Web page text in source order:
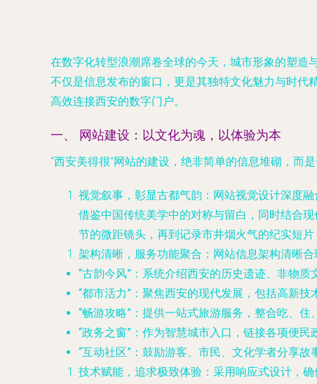
在数字化转型浪潮席卷全球的今天，城市形象的塑造
不仅是信息发布的窗口，更是其独特文化魅力与时代
高效连接西安的数字门户。
一、 网站建设：以文化为魂，以体验为本
“西安美得很”网站的建设，绝非简单的信息堆砌，而
视觉叙事，彰显古都气韵 ：网站视觉设计深度
借鉴中国传统美学中的对称与留白，同时结合
节的微距镜头，再到记录市井烟火气的纪实短
架构清晰，服务功能聚合 ：网站信息架构清晰
“古韵今风” ：系统介绍西安的历史遗迹、非物质
“都市活力” ：聚焦西安的现代发展，包括高新
“畅游攻略” ：提供一站式旅游服务，整合吃、
“政务之窗” ：作为智慧城市入口，链接各项便
“互动社区” ：鼓励游客、市民、文化学者分享故
技术赋能，追求极致体验 ：采用响应式设计，